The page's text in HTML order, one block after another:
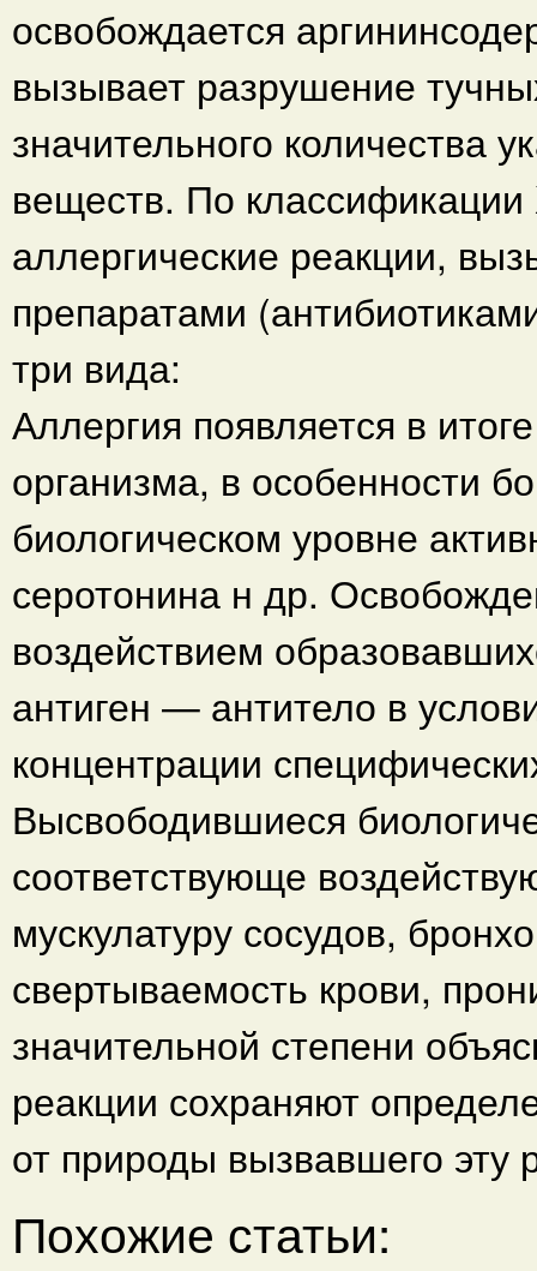
освобождается
вызывает разрушение
значительного количества
веществ. По
аллергические реакции,
препаратами
три вида:
Аллергия появляется в
организма, в особенности
биологическом уровне
серотонина н др.
воздействием
антиген — антитело в
концентрации
Высвободившиеся
соответствующе
мускулатуру сосудов,
свертываемость крови,
значительной степени
реакции сохраняют
от природы вызвавшего эту
Похожие статьи: